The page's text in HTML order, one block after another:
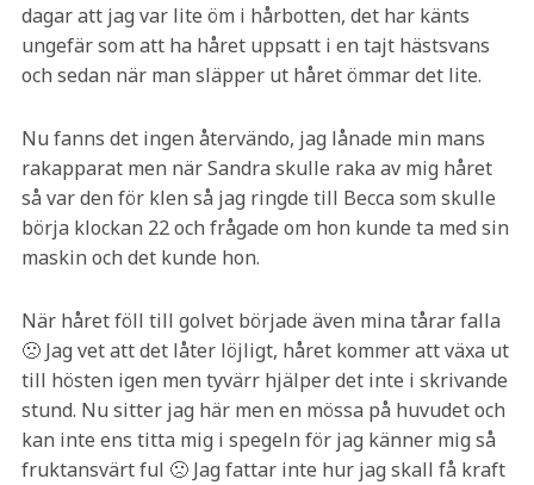
dagar att jag var lite öm i hårbotten, det har känts
ungefär som att ha håret uppsatt i en tajt hästsvans
och sedan när man släpper ut håret ömmar det lite.
Nu fanns det ingen återvändo, jag lånade min mans
rakapparat men när Sandra skulle raka av mig håret
så var den för klen så jag ringde till Becca som skulle
börja klockan 22 och frågade om hon kunde ta med sin
maskin och det kunde hon.
När håret föll till golvet började även mina tårar falla
🙁 Jag vet att det låter löjligt, håret kommer att växa ut
till hösten igen men tyvärr hjälper det inte i skrivande
stund. Nu sitter jag här men en mössa på huvudet och
kan inte ens titta mig i spegeln för jag känner mig så
fruktansvärt ful 🙁 Jag fattar inte hur jag skall få kraft